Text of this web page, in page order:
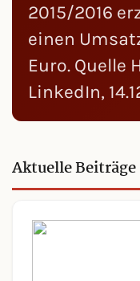
2015/2016
einen
Euro. Quelle
LinkedIn,
Aktuelle Beiträge